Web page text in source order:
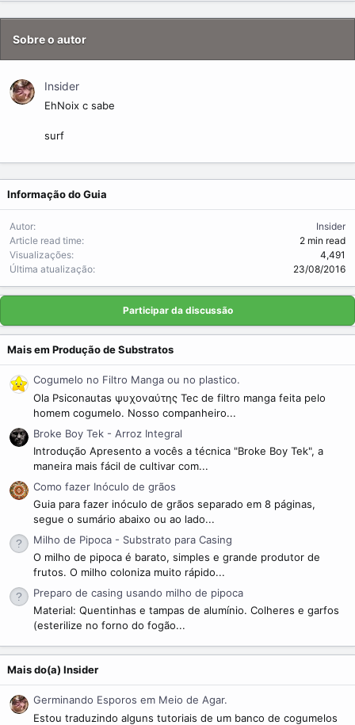
Sobre o autor
Insider
EhNoix c sabe
surf
Informação do Guia
Autor
Insider
Article read time
2 min read
Visualizações
4,491
Última atualização
23/08/2016
Participar da discussão
Mais em Produção de Substratos
Cogumelo no Filtro Manga ou no plastico.
Ola Psiconautas ψυχοναύτης Tec de filtro manga feita pelo
homem cogumelo. Nosso companheiro...
Broke Boy Tek - Arroz Integral
Introdução Apresento a vocês a técnica "Broke Boy Tek", a
maneira mais fácil de cultivar com...
Como fazer Inóculo de grãos
Guia para fazer inóculo de grãos separado em 8 páginas,
segue o sumário abaixo ou ao lado...
Milho de Pipoca - Substrato para Casing
O milho de pipoca é barato, simples e grande produtor de
frutos. O milho coloniza muito rápido...
Preparo de casing usando milho de pipoca
Material: Quentinhas e tampas de alumínio. Colheres e garfos
(esterilize no forno do fogão...
Mais do(a) Insider
Germinando Esporos em Meio de Agar.
Estou traduzindo alguns tutoriais de um banco de cogumelos